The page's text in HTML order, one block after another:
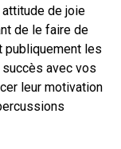
de joie
de le faire de
publiquement les
avec vos
leur motivation